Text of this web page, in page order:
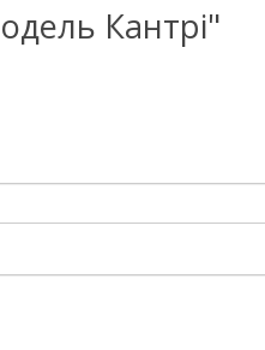
Кантрі"